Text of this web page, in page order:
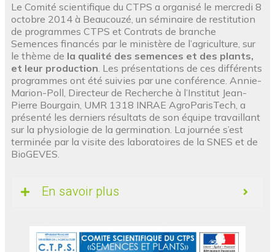
Le Comité scientifique du CTPS a organisé le mercredi 8
octobre 2014 à Beaucouzé, un séminaire de restitution
de programmes CTPS et Contrats de branche
Semences financés par le ministère de l’agriculture, sur
le thème de la qualité des semences et des plants,
et leur production. Les présentations de ces différents
programmes ont été suivies par une conférence. Annie-
Marion-Poll, Directeur de Recherche à l’Institut Jean-
Pierre Bourgain, UMR 1318 INRAE AgroParisTech, a
présenté les derniers résultats de son équipe travaillant
sur la physiologie de la germination. La journée s’est
terminée par la visite des laboratoires de la SNES et de
BioGEVES.
En savoir plus